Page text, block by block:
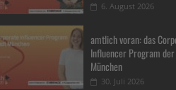
6. August 2026
amtlich voran: das
Influencer Program
München
30. Juli 2026